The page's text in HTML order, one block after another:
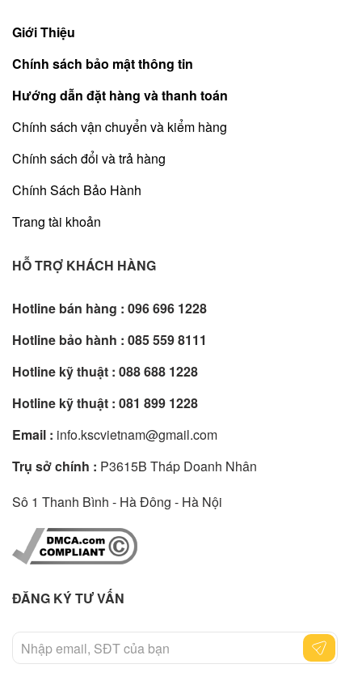
Giới Thiệu
Chính sách bảo mật thông tin
Hướng dẫn đặt hàng và thanh toán
Chính sách vận chuyển và kiểm hàng
Chính sách đổi và trả hàng
Chính Sách Bảo Hành
Trang tài khoản
HỖ TRỢ KHÁCH HÀNG
Hotline bán hàng : 096 696 1228
Hotline bảo hành : 085 559 8111
Hotline kỹ thuật : 088 688 1228
Hotline kỹ thuật : 081 899 1228
Email : info.kscvietnam@gmail.com
Trụ sở chính : P3615B Tháp Doanh Nhân
Sô 1 Thanh Bình - Hà Đông - Hà Nội
ĐĂNG KÝ TƯ VẤN